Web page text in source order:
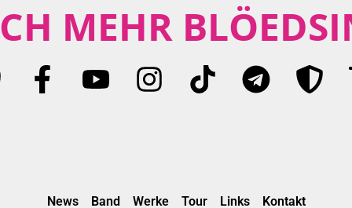
MEHR
News Band Werke Tour Links Kontakt